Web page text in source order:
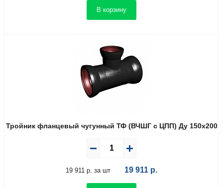
В корзину
Тройник фланцевый чугунный ТФ (ВЧШГ с ЦПП) Ду 150х200
19 911 р. за шт 19 911 р.